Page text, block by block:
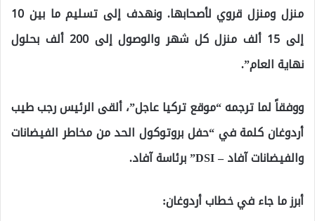
منزل ومنزل قروي لأصحابها. ونهدف إلى تسليم ما بين 10
إلى 15 ألف منزل كل شهر والوصول إلى 200 ألف بحلول
نهاية العام”.
ووفقاً لما ترجمه “موقع تركيا عاجل”، ألقى الرئيس رجب طيب
أردوغان كلمة في “حفل بروتوكول الحد من مخاطر الفيضانات
والفيضانات آفاد – DSI” برئاسة آفاد.
أبرز ما جاء في خطاب أردوغان: